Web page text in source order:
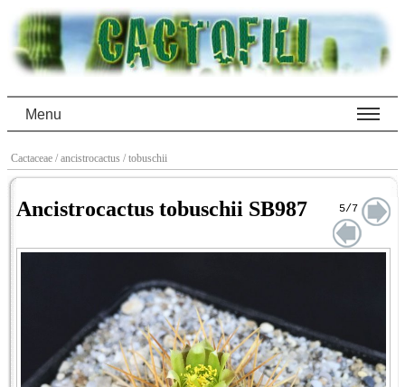
Menu
Cactaceae / ancistrocactus / tobuschii
Ancistrocactus tobuschii SB987 5/7